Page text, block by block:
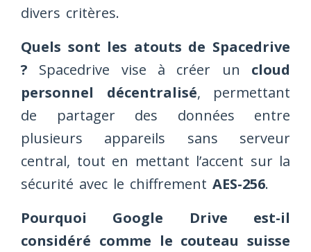
divers critères.
Quels sont les atouts de Spacedrive
? Spacedrive vise à créer un cloud
personnel décentralisé, permettant
de partager des données entre
plusieurs appareils sans serveur
central, tout en mettant l’accent sur la
sécurité avec le chiffrement AES-256.
Pourquoi Google Drive est-il
considéré comme le couteau suisse